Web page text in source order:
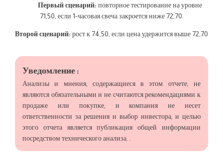
Первый сценарий: повторное тестирование на уровне
71,50, если 1-часовая свеча закроется ниже 72,70.
Второй сценарий: рост к 74,50, если цена удержится выше 72,70
Уведомление :
Анализы и мнения, содержащиеся в этом отчете, не
являются обязательными и не считаются рекомендациями к
продаже или покупке, и компания не несет
ответственности за решения и выбор инвестора, и целью
этого отчета является публикация общей информации
посредством технического анализа. .